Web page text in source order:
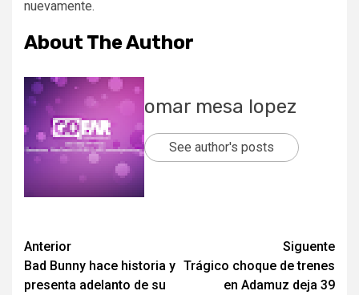
nuevamente.
About The Author
omar mesa lopez
See author's posts
Post
navigation
Anterior
Bad Bunny hace historia y
presenta adelanto de su
Siguente
Trágico choque de trenes
en Adamuz deja 39